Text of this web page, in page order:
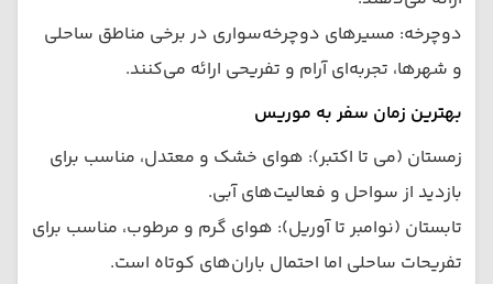
دوچرخه: مسیرهای دوچرخه‌سواری در برخی مناطق ساحلی
و شهرها، تجربه‌ای آرام و تفریحی ارائه می‌کنند.
بهترین زمان سفر به موریس
زمستان (می تا اکتبر): هوای خشک و معتدل، مناسب برای
بازدید از سواحل و فعالیت‌های آبی.
تابستان (نوامبر تا آوریل): هوای گرم و مرطوب، مناسب برای
تفریحات ساحلی اما احتمال باران‌های کوتاه است.